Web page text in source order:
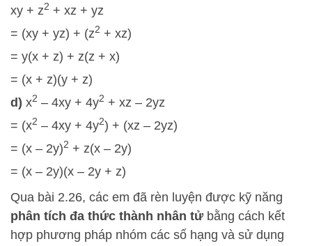
xy + z2 + xz + yz
= (xy + yz) + (z2 + xz)
= y(x + z) + z(z + x)
= (x + z)(y + z)
d) x2 – 4xy + 4y2 + xz – 2yz
= (x2 – 4xy + 4y2) + (xz – 2yz)
= (x – 2y)2 + z(x – 2y)
= (x – 2y)(x – 2y + z)
Qua bài 2.26, các em đã rèn luyện được kỹ năng
phân tích đa thức thành nhân tử bằng cách kết
hợp phương pháp nhóm các số hạng và sử dụng